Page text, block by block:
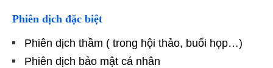
Phiên dịch đặc biệt
Phiên dịch thầm ( trong hội thảo, buổi họp…)
Phiên dịch bảo mật cá nhân